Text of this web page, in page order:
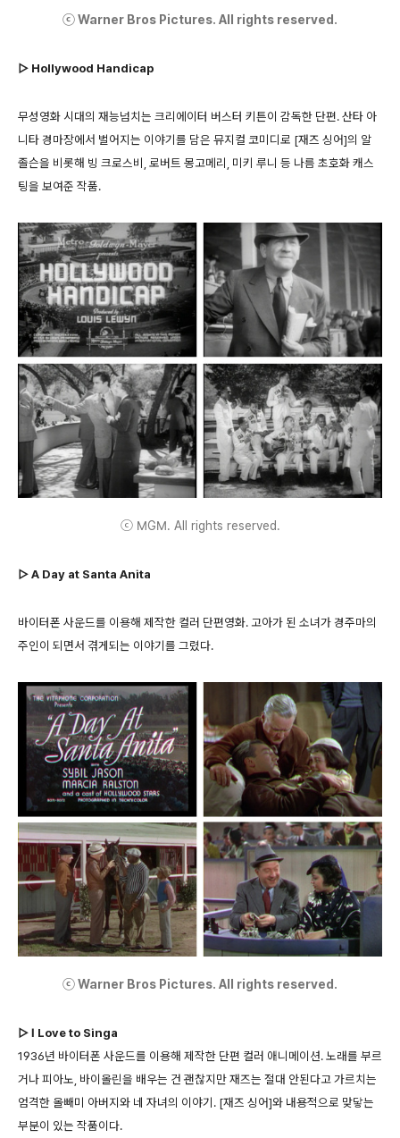
ⓒ Warner Bros Pictures. All rights reserved.
▷ Hollywood Handicap
무성영화 시대의 재능넘치는 크리에이터 버스터 키튼이 감독한 단편. 산타 아
니타 경마장에서 벌어지는 이야기를 담은 뮤지컬 코미디로 [재즈 싱어]의 알
졸슨을 비롯해 빙 크로스비, 로버트 몽고메리, 미키 루니 등 나름 초호화 캐스
팅을 보여준 작품.
ⓒ MGM. All rights reserved.
▷ A Day at Santa Anita
바이터폰 사운드를 이용해 제작한 컬러 단편영화. 고아가 된 소녀가 경주마의
주인이 되면서 겪게되는 이야기를 그렸다.
ⓒ Warner Bros Pictures. All rights reserved.
▷ I Love to Singa
1936년 바이터폰 사운드를 이용해 제작한 단편 컬러 애니메이션. 노래를 부르
거나 피아노, 바이올린을 배우는 건 괜찮지만 재즈는 절대 안된다고 가르치는
엄격한 올빼미 아버지와 네 자녀의 이야기. [재즈 싱어]와 내용적으로 맞닿는
부분이 있는 작품이다.